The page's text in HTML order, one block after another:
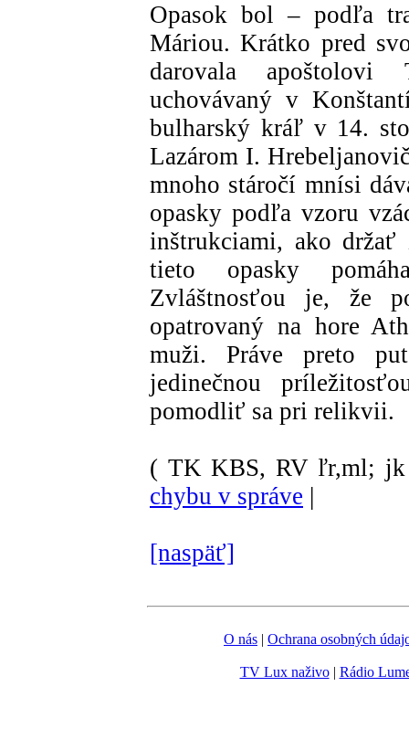
Opasok bol – podľa
Máriou. Krátko pred
darovala apoštolovi
uchovávaný v
bulharský kráľ v 14.
Lazárom I.
mnoho stáročí mnísi
opasky podľa vzoru
inštrukciami, ako držať
tieto opasky
Zvláštnosťou je, že
opatrovaný na hore
muži. Práve preto
jedinečnou
pomodliť sa pri relikvii.
( TK KBS, RV ľr,ml;
chybu v správe |
[naspäť]
O nás | Ochrana osobných
TV Lux naživo| Rádio